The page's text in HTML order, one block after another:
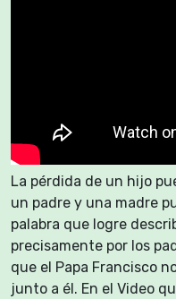
La pérdida de un hijo
un padre y una madre
palabra que logre
precisamente por los
que el Papa Francisco
junto a él. En el Video